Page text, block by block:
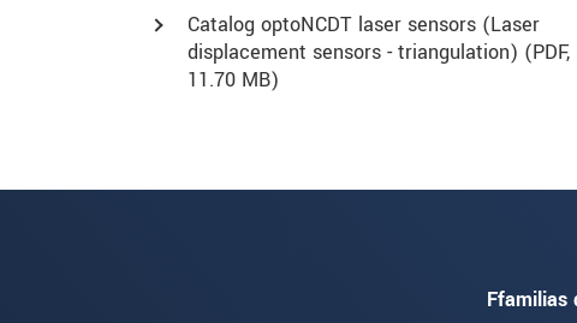
Catalog optoNCDT laser sensors (Laser
displacement sensors - triangulation) (PDF,
11.70 MB)
Ffamilias